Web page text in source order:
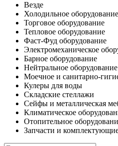
Везде
Холодильное оборудование
Торговое оборудование
Тепловое оборудование
Фаст-Фуд оборудование
Электромеханическое
Барное оборудование
Нейтральное оборудование
Моечное и санитарно-
Кулеры для воды
Складские стеллажи
Сейфы и металлическая
Климатическое
Отопительное
Запчасти и